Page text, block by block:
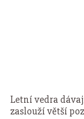
Letní vedra
zaslouží větší